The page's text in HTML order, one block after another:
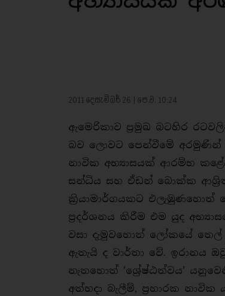
2011 දෙසැම්බර් 26 | පෙ.ව. 10:24
ඇමෙරිකාව ප‍්‍රමුඛ බටහිර
බව ලොවට පෙන්වීමේ අරමුණින්
නාවික අභ්‍යාසයක් ආරම්භ
සන්ධිය සහ ඒඩන් බොක්ක
කි‍්‍රයාමාර්ගයකට එලැඹුණහොත්
ප‍්‍රදර්ශනය කිරීම එම යුද
වසා දැමුවහොත් ලෝකයේ
ඇතැයි ද වාර්තා වේ. ඉරානය
නැතහොත් ‘ශ්‍රේෂ්ඨත්වය’
අත්හදා බැලීම්, ප‍්‍රහාරක නාවික